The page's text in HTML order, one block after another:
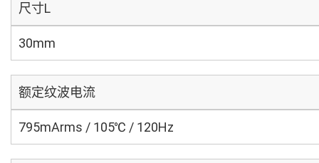
尺寸L
30mm
额定纹波电流
795mArms / 105℃ / 120Hz